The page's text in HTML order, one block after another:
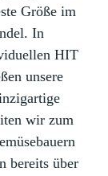
Größe im
In
HIT
unsere
wir zum
bereits über